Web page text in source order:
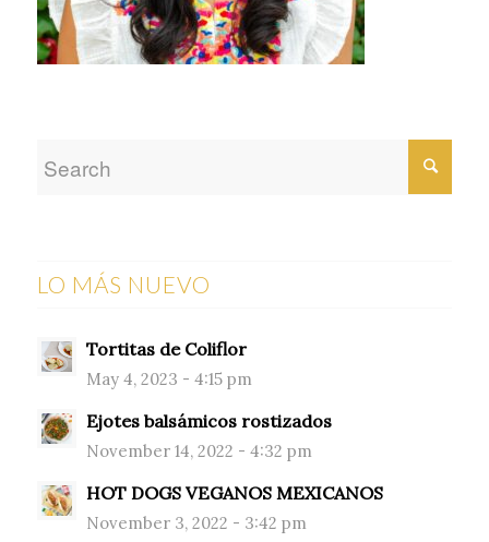
LO MÁS NUEVO
Tortitas de Coliflor
May 4, 2023 - 4:15 pm
Ejotes balsámicos rostizados
November 14, 2022 - 4:32 pm
HOT DOGS VEGANOS MEXICANOS
November 3, 2022 - 3:42 pm